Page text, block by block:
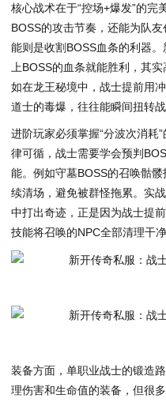
核心战术在于“控场+爆发”的
BOSS的攻击节奏，还能为队
能则是收割BOSS血条的利器
上BOSS的血条就能胜利，其
如在龙王秘境中，战士提前用
道士的毒爆，往往能瞬间扭转战
进阶玩家必须掌握“分波次消耗
律可循，战士需要学会预判
能。例如守墓BOSS的召唤骷
续清场，避免被群怪拖累。实
中打出奇迹，正是因为战士提
技能将召唤的NPC全部清理干净
装备方面，单职业战士的锻造
理伤害和生命值的装备，但很